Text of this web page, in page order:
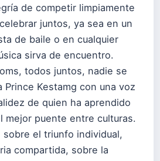
de competir limpiamente
juntos, ya sea en un
de baile o en cualquier
sirva de encuentro.
todos juntos, nadie se
Prince Kestamg con una voz
de quien ha aprendido
mejor puente entre culturas.
sobre el triunfo individual,
compartida, sobre la